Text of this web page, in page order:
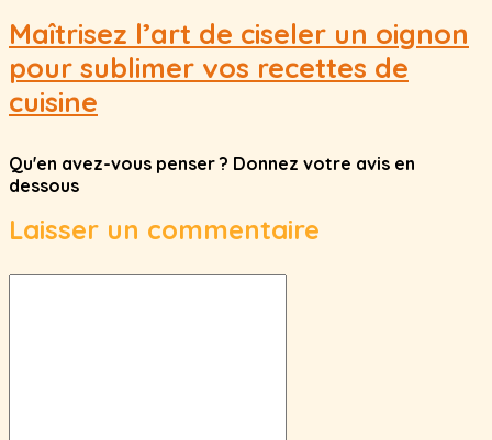
Maîtrisez l’art de ciseler un oignon
pour sublimer vos recettes de
cuisine
Qu'en avez-vous penser ? Donnez votre avis en
dessous
Laisser un commentaire